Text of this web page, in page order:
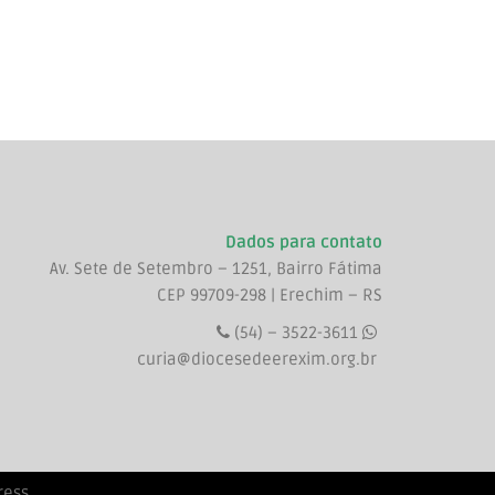
Dados para contato
Av. Sete de Setembro – 1251, Bairro Fátima
CEP 99709-298 | Erechim – RS
(54) – 3522-3611
curia@diocesedeerexim.org.br